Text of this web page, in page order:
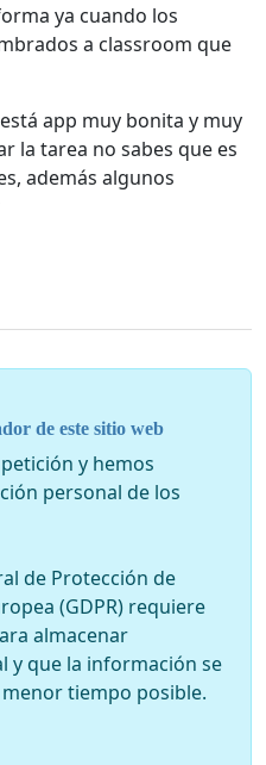
ya cuando los
a classroom que
app muy bonita y muy
la tarea no sabes que es
además algunos
de este sitio web
y hemos
personal de los
de Protección de
(GDPR) requiere
almacenar
y que la información se
tiempo posible.